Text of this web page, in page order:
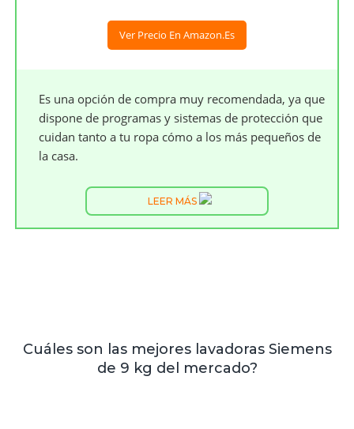
Ver Precio En Amazon.es
Es una opción de compra muy recomendada, ya que
dispone de programas y sistemas de protección que
cuidan tanto a tu ropa cómo a los más pequeños de
la casa.
LEER MÁS
Cuáles son las mejores lavadoras Siemens
de 9 kg del mercado?